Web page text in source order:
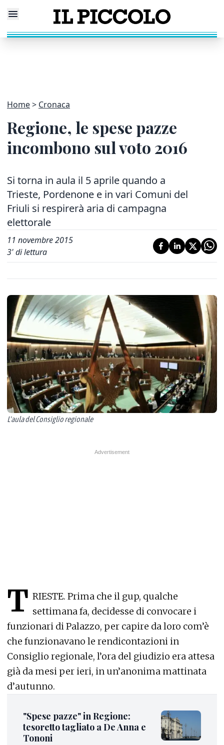
Home Cronaca
Regione, le spese pazze
incombono sul voto 2016
Si torna in aula il 5 aprile quando a
Trieste, Pordenone e in vari Comuni del
Friuli si respirerà aria di campagna
elettorale
11 novembre 2015
3' di lettura
L'aula del Consiglio regionale
T RIESTE. Prima che il gup, qualche
settimana fa, decidesse di convocare i
funzionari di Palazzo, per capire da loro com’è
che funzionavano le rendicontazioni in
Consiglio regionale, l’ora del giudizio era attesa
già da mesi per ieri, in un’anonima mattinata
d’autunno.
"Spese pazze" in Regione:
tesoretto tagliato a De Anna e
Tononi